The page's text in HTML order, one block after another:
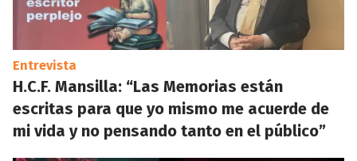
Entrevista
H.C.F. Mansilla: “Las Memorias están
escritas para que yo mismo me acuerde de
mi vida y no pensando tanto en el público”